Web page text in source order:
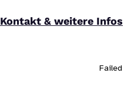
Kontakt & weitere Infos